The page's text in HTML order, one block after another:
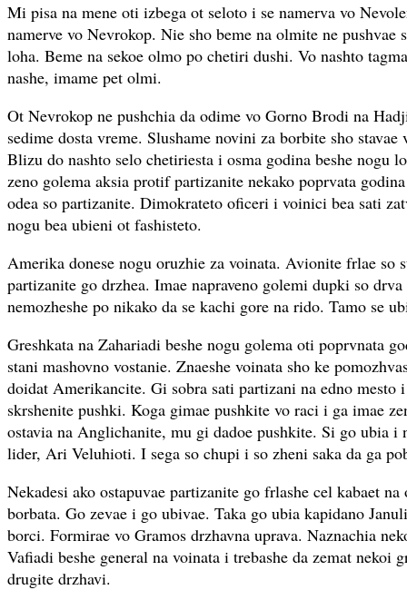
Mi pisa na mene oti izbega ot seloto i se namerva vo
namerve vo Nevrokop. Nie sho beme na olmite ne pushvae
loha. Beme na sekoe olmo po chetiri dushi. Vo nashto
nashe, imame pet olmi.
Ot Nevrokop ne pushchia da odime vo Gorno Brodi na
sedime dosta vreme. Slushame novini za borbite sho
Blizu do nashto selo chetiriesta i osma godina beshe nogu
zeno golema aksia protif partizanite nekako poprvata
odea so partizanite. Dimokrateto oficeri i voinici bea sati
nogu bea ubieni ot fashisteto.
Amerika donese nogu oruzhie za voinata. Avionite frlae so
partizanite go drzhea. Imae napraveno golemi dupki so
nemozheshe po nikako da se kachi gore na rido. Tamo se
Greshkata na Zahariadi beshe nogu golema oti poprvnata
stani mashovno vostanie. Znaeshe voinata sho ke
doidat Amerikancite. Gi sobra sati partizani na edno mesto
skrshenite pushki. Koga gimae pushkite vo raci i ga imae
ostavia na Anglichanite, mu gi dadoe pushkite. Si go ubia i
lider, Ari Veluhioti. I sega so chupi i so zheni saka da ga
Nekadesi ako ostapuvae partizanite go frlashe cel kabaet na
borbata. Go zevae i go ubivae. Taka go ubia kapidano
borci. Formirae vo Gramos drzhavna uprava. Naznachia
Vafiadi beshe general na voinata i trebashe da zemat nekoi
drugite drzhavi.